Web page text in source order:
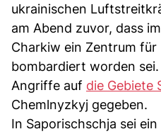
ukrainischen
am Abend zuvor, dass
Charkiw ein Zentrum
bombardiert worden
Angriffe auf die Gebiete
Chemlnyzkyj gegeben.
In Saporischschja sei